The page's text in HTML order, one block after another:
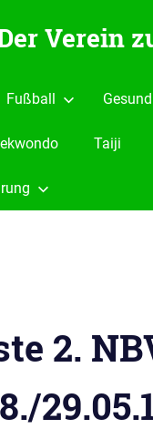
Verein
Fußball
Taiji
2.